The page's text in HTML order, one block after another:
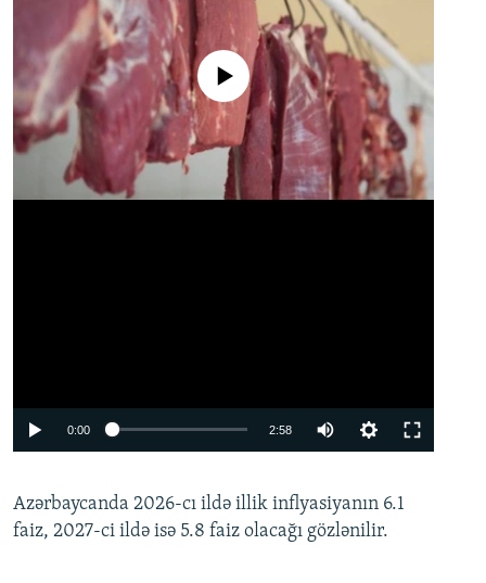
No media source currently available
0:00 2:58
360p
480p
Azərbaycanda 2026-cı ildə illik inflyasiyanın 6.1
faiz, 2027-ci ildə isə 5.8 faiz olacağı gözlənilir.